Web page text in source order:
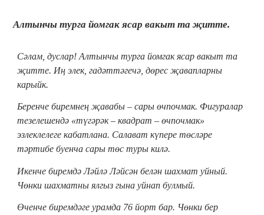
Алтынчы турга йомгак ясар вакыт та җитте.
Сәлам, дуслар! Алтынчы турга йомгак ясар вакыт та
җитте. Иң элек, гадәттәгечә, дөрес җавапларны
карыйк.
Беренче биремнең җавабы – сары өчпочмак. Фигуралар
тезелешендә «түгәрәк – квадрат – өчпочмак»
эзлеклелеге кабатлана. Салават күпере төсләре
тәртибе буенча сары төс туры килә.
Икенче биремдә Ләйлә Ләйсән белән шахмат уйный.
Чөнки шахматны ялгыз гына уйнап булмый.
Өченче биремдәге урамда 76 йорт бар. Чөнки бер